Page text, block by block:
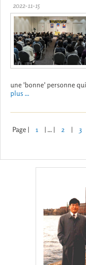
2022-11-15
une 'bonne' personne
plus ...
Page | 1 | ... | 2 | 3